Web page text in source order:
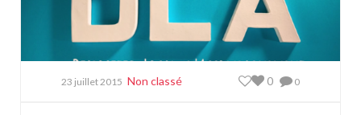
23 juillet 2015 Non classé 0
0